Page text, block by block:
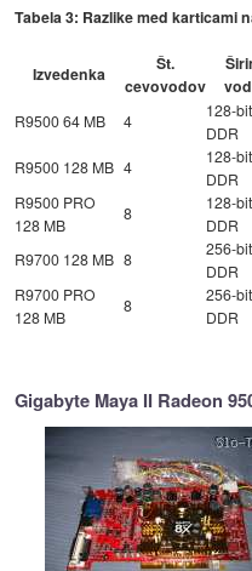
Tabela 3: Razlike med karticami
Izvedenka
Št.
cevovodov
R9500 64 MB 4
128-
DDR
R9500 128 MB 4
128-
DDR
R9500 PRO
128 MB
8
128-
DDR
R9700 128 MB 8
256-
DDR
R9700 PRO
128 MB
8
256-
DDR
Gigabyte Maya II Radeon